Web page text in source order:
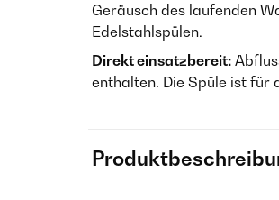
Geräusch des laufenden
Edelstahlspülen.
Direkt einsatzbereit:
enthalten. Die Spüle ist für